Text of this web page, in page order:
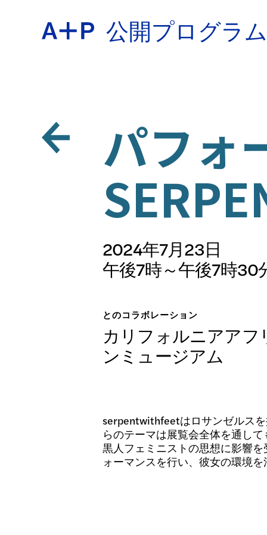
公開プログラム
教育
青少
展示会
公開
アー
普通话
日本語
パフォ
2024年7月23日
午後7時～午後7時30
とのコラボレーション
カリフォルニアア
ンミュージアム
serpentwithfeetはロサンゼルス
らのテーマは展覧会全体を通し
黒人フェミニストの思想に影響
ォーマンスを行い、彼女の環境